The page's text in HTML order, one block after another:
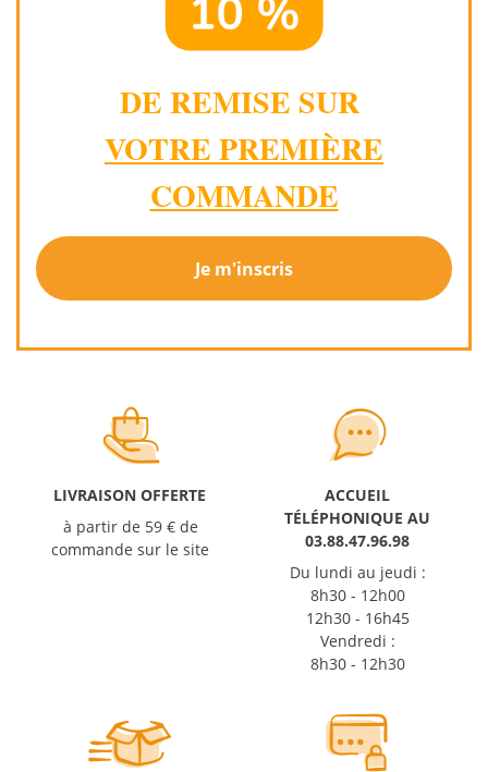
DE REMISE SUR
VOTRE PREMIÈRE
COMMANDE
Je m'inscris
LIVRAISON OFFERTE
à partir de 59 € de
commande sur le site
ACCUEIL
TÉLÉPHONIQUE AU
03.88.47.96.98
Du lundi au jeudi :
8h30 - 12h00
12h30 - 16h45
Vendredi :
8h30 - 12h30